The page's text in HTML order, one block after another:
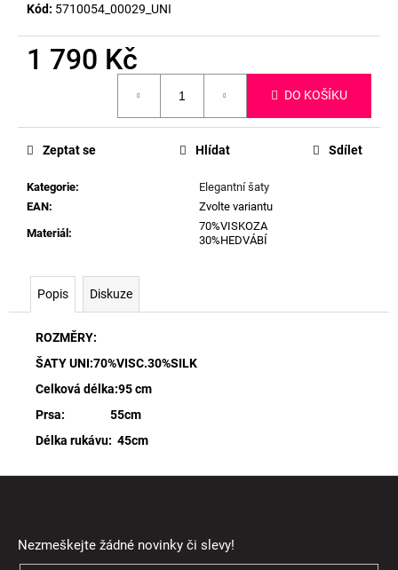
Kód: 5710054_00029_UNI
1 790 Kč
DO KOŠÍKU
Kategorie:
Elegantní šaty
EAN:
Zvolte variantu
Materiál:
70%VISKOZA
30%HEDVÁBÍ
Zeptat se Hlídat Sdílet
Popis Diskuze
ROZMĚRY:
ŠATY UNI:70%VISC.30%SILK
Celková délka:95 cm
Prsa: 55cm
Délka rukávu: 45cm
Nezmeškejte žádné novinky či slevy!